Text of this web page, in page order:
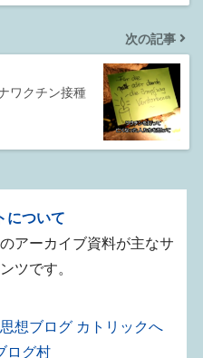
次の記事
ワクチン接種
について
アーカイブ資料が主なサ
ツです。
ログ村